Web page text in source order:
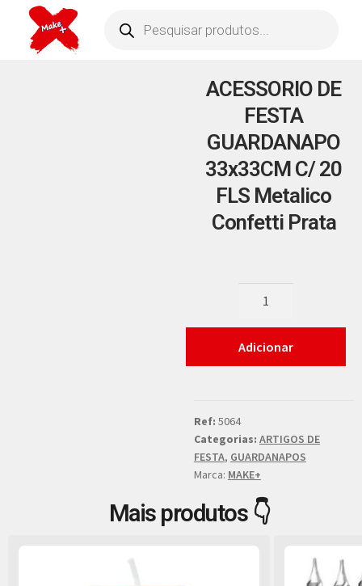
ACESSORIO DE
FESTA
GUARDANAPO
33x33CM C/ 20
FLS Metalico
Confetti Prata
Adicionar
Ref: 5064
Categorias: ARTIGOS DE
FESTA, GUARDANAPOS
Marca: MAKE+
Mais produtos 👇